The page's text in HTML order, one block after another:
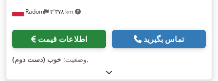
Radom ۳٬۳۷۸ km
اطلاعات قیمت تماس بگیرید
وضعیت: خوب (دست دوم) ,